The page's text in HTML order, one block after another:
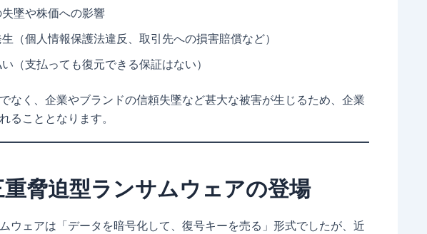
墜や株価への影響
（個人情報保護法違反、取引先への損害賠償など）
（支払っても復元できる保証はない）
なく、企業やブランドの信頼失墜など甚大な被害が生じるため、企業
ることとなります。
脅迫型ランサムウェアの登場
ウェアは「データを暗号化して、復号キーを売る」形式でしたが、近